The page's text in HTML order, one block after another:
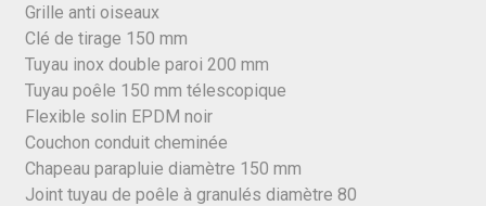
Grille anti oiseaux
Clé de tirage 150 mm
Tuyau inox double paroi 200 mm
Tuyau poêle 150 mm télescopique
Flexible solin EPDM noir
Couchon conduit cheminée
Chapeau parapluie diamètre 150 mm
Joint tuyau de poêle à granulés diamètre 80